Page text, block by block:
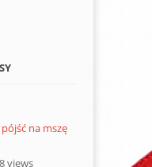
na mszę
views